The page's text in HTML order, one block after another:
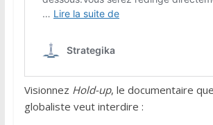
Visionnez Hold-up, le documentaire
globaliste veut interdire :